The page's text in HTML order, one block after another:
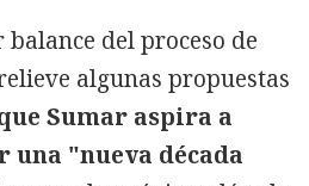
del proceso de
algunas propuestas
Sumar aspira a
"nueva década